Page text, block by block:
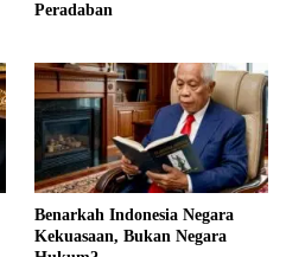
Peradaban
Benarkah Indonesia Negara
Kekuasaan, Bukan Negara